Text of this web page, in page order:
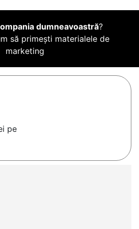
dumneavoastră?
să primești materialele de
marketing
pe